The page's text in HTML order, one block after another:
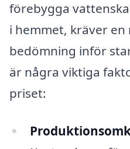
förebygga
i hemmet, kräver
bedömning inför
är några viktiga
priset: